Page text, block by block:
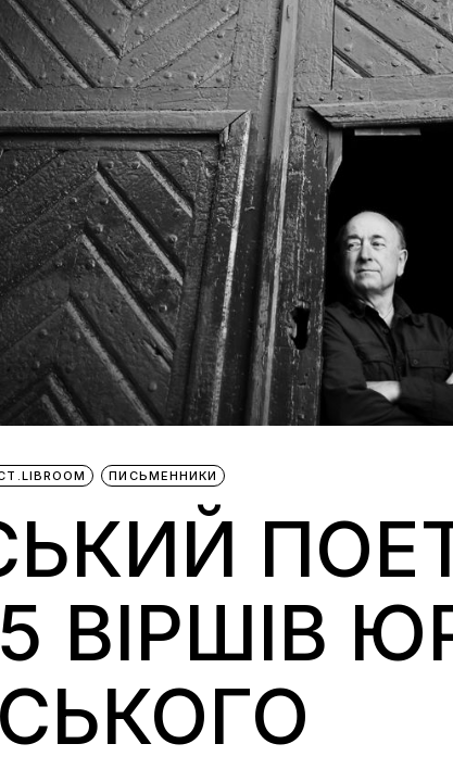
ПИСЬМЕННИКИ
ВІРШІВ